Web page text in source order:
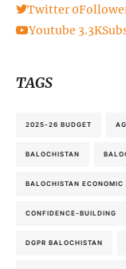
Twitter 0
Youtube 3.3K
TAGS
2025-26 BUDGET
BALOCHISTAN
BALOCHISTAN ECONOMIC
CONFIDENCE-BUILDING
DGPR BALOCHISTAN